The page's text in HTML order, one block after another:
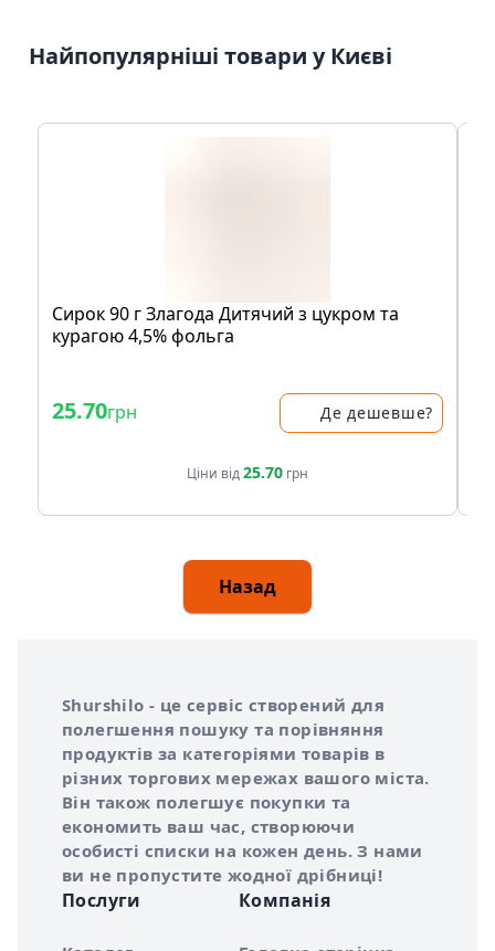
Найпопулярніші товари у Києві
Сирок 90 г Злагода Дитячий з цукром та
курагою 4,5% фольга
25.70грн Де дешевше?
Ціни від25.70 грн
Назад
Про сервіс Shurshilo
Shurshilo - це сервіс створений для
полегшення пошуку та порівняння
продуктів за категоріями товарів в
різних торгових мережах вашого міста.
Він також полегшує покупки та
економить ваш час, створюючи
особисті списки на кожен день. З нами
ви не пропустите жодної дрібниці!
Послуги Компанія